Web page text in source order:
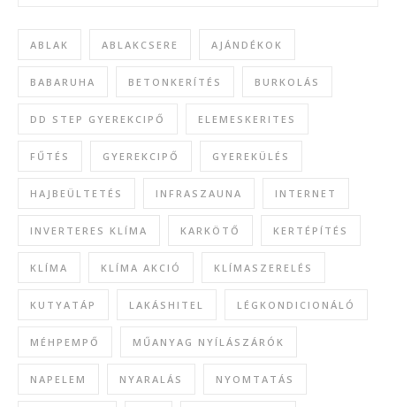
ABLAK ABLAKCSERE AJÁNDÉKOK
BABARUHA BETONKERÍTÉS BURKOLÁS
DD STEP GYEREKCIPŐ ELEMESKERITES
FŰTÉS GYEREKCIPŐ GYEREKÜLÉS
HAJBEÜLTETÉS INFRASZAUNA INTERNET
INVERTERES KLÍMA KARKÖTŐ KERTÉPÍTÉS
KLÍMA KLÍMA AKCIÓ KLÍMASZERELÉS
KUTYATÁP LAKÁSHITEL LÉGKONDICIONÁLÓ
MÉHPEMPŐ MŰANYAG NYÍLÁSZÁRÓK
NAPELEM NYARALÁS NYOMTATÁS